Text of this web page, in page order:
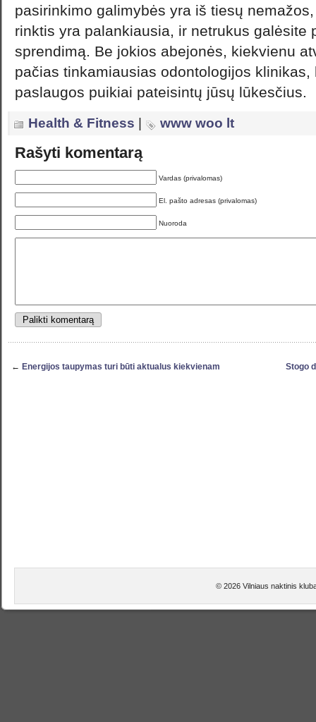
pasirinkimo galimybės yra iš tiesų
rinktis yra palankiausia, ir netrukus galėsite
sprendimą. Be jokios abejonės, kiekvienu
pačias tinkamiausias odontologijos klinikas,
paslaugos puikiai pateisintų jūsų lūkesčius.
Health & Fitness www woo lt
Rašyti komentarą
Vardas (privalomas)
El. pašto adresas (privalomas)
Nuoroda
← Energijos taupymas turi būti aktualus kiekvienam Stogo
© 2026 Vilniaus naktinis